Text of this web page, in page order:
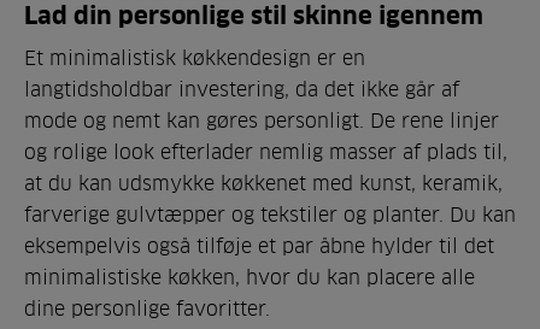
Lad din personlige stil skinne igennem
Et minimalistisk køkkendesign er en
langtidsholdbar investering, da det ikke går af
mode og nemt kan gøres personligt. De rene linjer
og rolige look efterlader nemlig masser af plads til,
at du kan udsmykke køkkenet med kunst, keramik,
farverige gulvtæpper og tekstiler og planter. Du kan
eksempelvis også tilføje et par åbne hylder til det
minimalistiske køkken, hvor du kan placere alle
dine personlige favoritter.